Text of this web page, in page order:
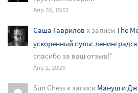
Апр 20, 15:02
Саша Гаврилов к записиThe
ускоренный пульс
спасибо за ваш отзыв!”
Апр 2, 20:26
Sun Chess к записи Мануш и